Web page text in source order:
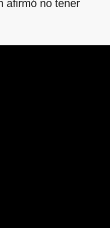
afirmó no tener